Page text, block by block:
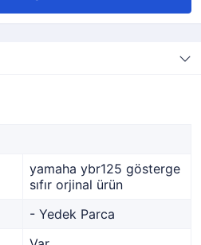
yamaha ybr125 gösterge
sıfır orjinal ürün
- Yedek Parca